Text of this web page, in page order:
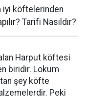
iyi köftelerinden
Tarifi Nasıldır?
Harput köftesi
biridir. Lokum
şey köfte
Peki